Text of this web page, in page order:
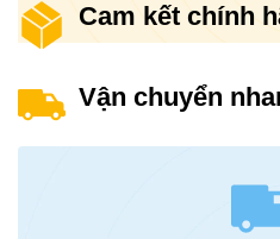
Cam kết chính
Vận chuyển